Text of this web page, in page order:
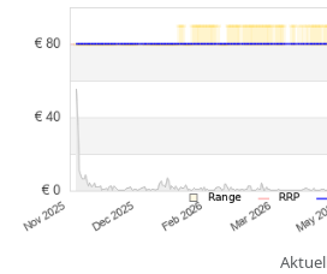
geändert haben. Die Ordnung erfolgt rein
Vergütungen durch Partner haben darauf
beeinflussen.